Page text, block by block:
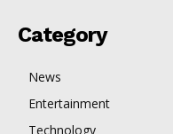
Category
News
Entertainment
Technology